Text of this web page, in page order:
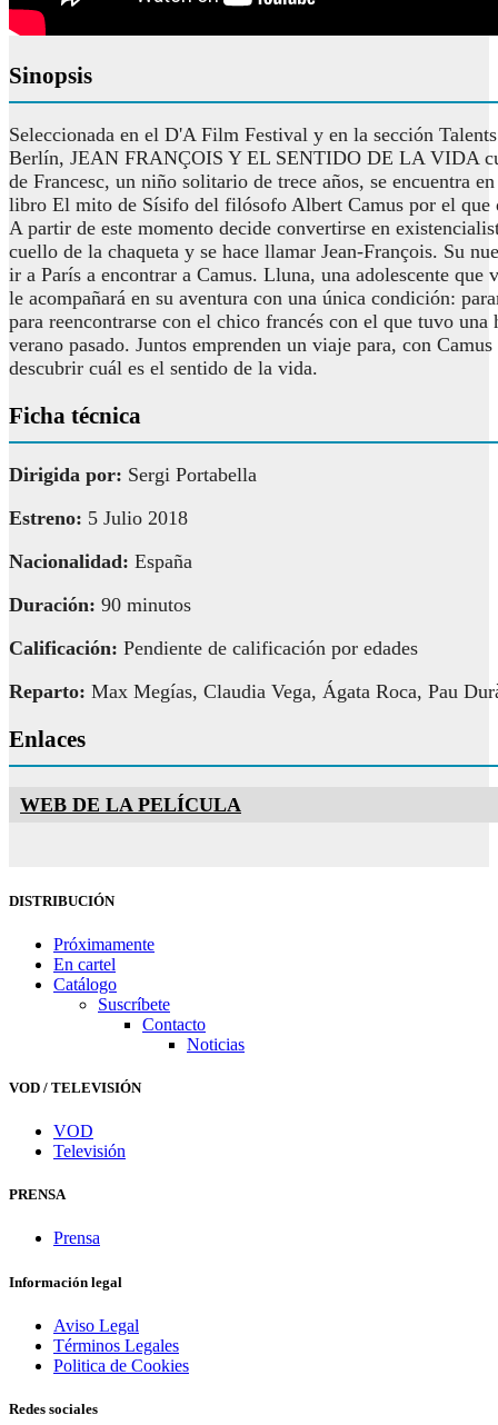
Sinopsis
Seleccionada en el D'A Film Festival y en la sección
Berlín, JEAN FRANÇOIS Y EL SENTIDO DE LA VIDA
de Francesc, un niño solitario de trece años, se encuentra
libro El mito de Sísifo del filósofo Albert Camus por el que
A partir de este momento decide convertirse en
cuello de la chaqueta y se hace llamar Jean-François. Su
ir a París a encontrar a Camus. Lluna, una adolescente que
le acompañará en su aventura con una única condición:
para reencontrarse con el chico francés con el que tuvo una
verano pasado. Juntos emprenden un viaje para, con
descubrir cuál es el sentido de la vida.
Ficha técnica
Dirigida por: Sergi Portabella
Estreno: 5 Julio 2018
Nacionalidad: España
Duración: 90 minutos
Calificación: Pendiente de calificación por edades
Reparto: Max Megías, Claudia Vega, Ágata Roca, Pau
Enlaces
WEB DE LA PELÍCULA
DISTRIBUCIÓN
Próximamente
En cartel
Catálogo
Suscríbete
Contacto
Noticias
VOD / TELEVISIÓN
VOD
Televisión
PRENSA
Prensa
Información legal
Aviso Legal
Términos Legales
Politica de Cookies
Redes sociales